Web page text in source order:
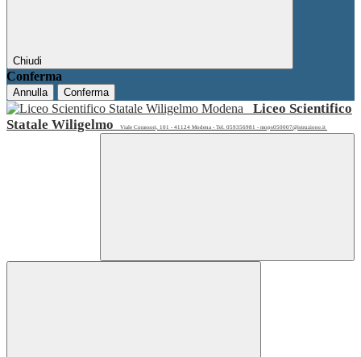
Chiudi
Conferma
Annulla Conferma
Liceo Scientifico
Statale Wiligelmo
Viale Corassori, 101 - 41124 Modena - Tel. 059356981 - mops050007@istruzione.it